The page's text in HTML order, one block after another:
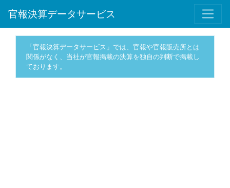
官報決算データサービス
「官報決算データサービス」では、官報や官報販売所とは
関係がなく、当社が官報掲載の決算を独自の判断で掲載し
ております。